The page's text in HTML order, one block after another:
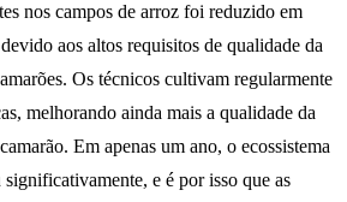
nos campos de arroz foi reduzido em
aos altos requisitos de qualidade da
Os técnicos cultivam regularmente
melhorando ainda mais a qualidade da
Em apenas um ano, o ecossistema
significativamente, e é por isso que as